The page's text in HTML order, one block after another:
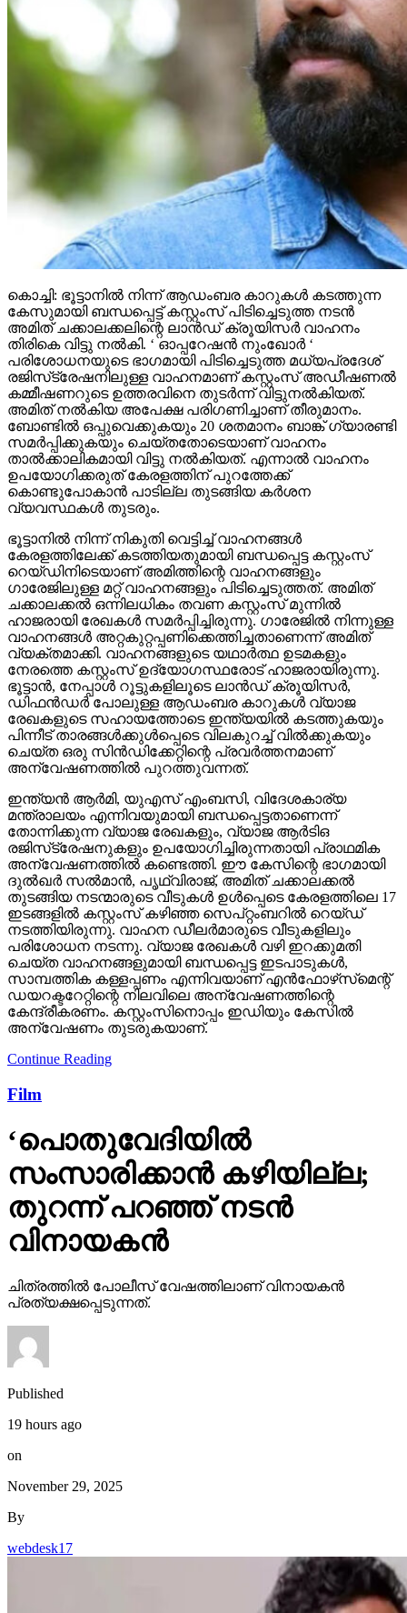
കൊച്ചി: ഭൂട്ടാനില്‍ നിന്ന് ആഡംബര കാറുകള്‍ കടത്തുന്ന
കേസുമായി ബന്ധപ്പെട്ട് കസ്റ്റംസ് പിടിച്ചെടുത്ത നടന്‍
അമിത് ചക്കാലക്കലിന്റെ ലാന്‍ഡ് ക്രൂയിസര്‍ വാഹനം
തിരികെ വിട്ടു നല്‍കി. ‘ ഓപ്പറേഷന്‍ നുംഖോര്‍ ‘
പരിശോധനയുടെ ഭാഗമായി പിടിച്ചെടുത്ത മധ്യപ്രദേശ്
രജിസ്‌ട്രേഷനിലുള്ള വാഹനമാണ് കസ്റ്റംസ് അഡീഷണല്‍
കമ്മീഷണറുടെ ഉത്തരവിനെ തുടര്‍ന്ന് വിട്ടുനല്‍കിയത്.
അമിത് നല്‍കിയ അപേക്ഷ പരിഗണിച്ചാണ് തീരുമാനം.
ബോണ്ടില്‍ ഒപ്പുവെക്കുകയും 20 ശതമാനം ബാങ്ക് ഗ്യാരണ്ടി
സമര്‍പ്പിക്കുകയും ചെയ്തതോടെയാണ് വാഹനം
താല്‍ക്കാലികമായി വിട്ടു നല്‍കിയത്. എന്നാല്‍ വാഹനം
ഉപയോഗിക്കരുത് കേരളത്തിന് പുറത്തേക്ക്
കൊണ്ടുപോകാന്‍ പാടില്ല തുടങ്ങിയ കര്‍ശന
വ്യവസ്ഥകള്‍ തുടരും.
ഭൂട്ടാനില്‍ നിന്ന് നികുതി വെട്ടിച്ച് വാഹനങ്ങള്‍
കേരളത്തിലേക്ക് കടത്തിയതുമായി ബന്ധപ്പെട്ട കസ്റ്റംസ്
റെയ്ഡിനിടെയാണ് അമിത്തിന്റെ വാഹനങ്ങളും
ഗാരേജിലുള്ള മറ്റ് വാഹനങ്ങളും പിടിച്ചെടുത്തത്. അമിത്
ചക്കാലക്കല്‍ ഒന്നിലധികം തവണ കസ്റ്റംസ് മുന്നില്‍
ഹാജരായി രേഖകള്‍ സമര്‍പ്പിച്ചിരുന്നു. ഗാരേജില്‍ നിന്നുള്ള
വാഹനങ്ങള്‍ അറ്റകുറ്റപ്പണിക്കെത്തിച്ചതാണെന്ന് അമിത്
വ്യക്തമാക്കി. വാഹനങ്ങളുടെ യഥാര്‍ത്ഥ ഉടമകളും
നേരത്തെ കസ്റ്റംസ് ഉദ്യോഗസ്ഥരോട് ഹാജരായിരുന്നു.
ഭൂട്ടാന്‍, നേപ്പാള്‍ റൂട്ടുകളിലൂടെ ലാന്‍ഡ് ക്രൂയിസര്‍,
ഡിഫന്‍ഡര്‍ പോലുള്ള ആഡംബര കാറുകള്‍ വ്യാജ
രേഖകളുടെ സഹായത്തോടെ ഇന്ത്യയില്‍ കടത്തുകയും
പിന്നീട് താരങ്ങള്‍ക്കുള്‍പ്പെടെ വിലകുറച്ച് വില്‍ക്കുകയും
ചെയ്ത ഒരു സിന്‍ഡിക്കേറ്റിന്റെ പ്രവര്‍ത്തനമാണ്
അന്വേഷണത്തില്‍ പുറത്തുവന്നത്.
ഇന്ത്യന്‍ ആര്‍മി, യുഎസ് എംബസി, വിദേശകാര്യ
മന്ത്രാലയം എന്നിവയുമായി ബന്ധപ്പെട്ടതാണെന്ന്
തോന്നിക്കുന്ന വ്യാജ രേഖകളും, വ്യാജ ആര്‍ടിഒ
രജിസ്‌ട്രേഷനുകളും ഉപയോഗിച്ചിരുന്നതായി പ്രാഥമിക
അന്വേഷണത്തില്‍ കണ്ടെത്തി. ഈ കേസിന്റെ ഭാഗമായി
ദുല്‍ഖര്‍ സല്‍മാന്‍, പൃഥ്വിരാജ്, അമിത് ചക്കാലക്കല്‍
തുടങ്ങിയ നടന്മാരുടെ വീടുകള്‍ ഉള്‍പ്പെടെ കേരളത്തിലെ 17
ഇടങ്ങളില്‍ കസ്റ്റംസ് കഴിഞ്ഞ സെപ്റ്റംബറില്‍ റെയ്ഡ്
നടത്തിയിരുന്നു. വാഹന ഡീലര്‍മാരുടെ വീടുകളിലും
പരിശോധന നടന്നു. വ്യാജ രേഖകള്‍ വഴി ഇറക്കുമതി
ചെയ്ത വാഹനങ്ങളുമായി ബന്ധപ്പെട്ട ഇടപാടുകള്‍,
സാമ്പത്തിക കള്ളപ്പണം എന്നിവയാണ് എന്‍ഫോഴ്‌സ്‌മെന്റ്
ഡയറക്ടറേറ്റിന്റെ നിലവിലെ അന്വേഷണത്തിന്റെ
കേന്ദ്രീകരണം. കസ്റ്റംസിനൊപ്പം ഇഡിയും കേസില്‍
അന്വേഷണം തുടരുകയാണ്.
Continue Reading
Film
‘പൊതുവേദിയില്‍
സംസാരിക്കാന്‍ കഴിയില്ല;
തുറന്ന് പറഞ്ഞ് നടന്‍
വിനായകന്‍
ചിത്രത്തില്‍ പോലീസ് വേഷത്തിലാണ് വിനായകന്‍
പ്രത്യക്ഷപ്പെടുന്നത്.
Published
19 hours ago
on
November 29, 2025
By
webdesk17